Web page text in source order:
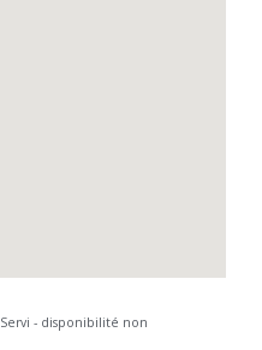
Servi - disponibilité non